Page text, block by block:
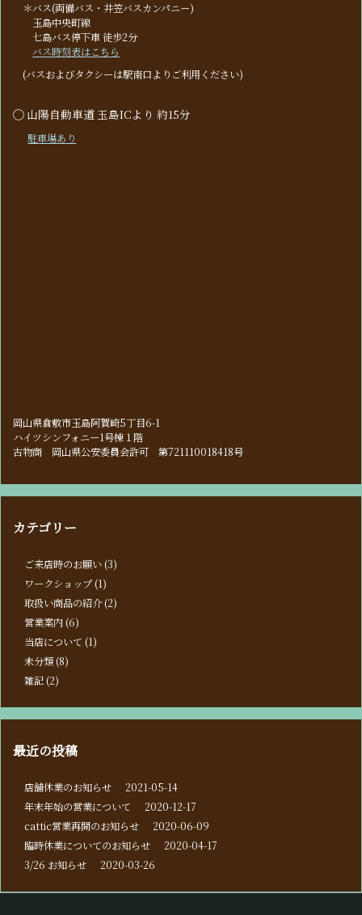
＊バス(両備バス・井笠バスカンパニー)
玉島中央町線
七島バス停下車 徒歩2分
バス時刻表はこちら
(バスおよびタクシーは駅南口よりご利用ください)
◯ 山陽自動車道 玉島ICより 約15分
駐車場あり
岡山県倉敷市玉島阿賀崎5丁目6-1
ハイツシンフォニー1号棟１階
古物商 岡山県公安委員会許可 第721110018418号
カテゴリー
ご来店時のお願い (3)
ワークショップ (1)
取扱い商品の紹介(2)
営業案内 (6)
当店について (1)
未分類 (8)
雑記 (2)
最近の投稿
店舗休業のお知らせ
2021-05-14
年末年始の営業について
2020-12-17
cattic営業再開のお知らせ
2020-06-09
臨時休業についてのお知らせ
2020-04-17
3/26 お知らせ
2020-03-26